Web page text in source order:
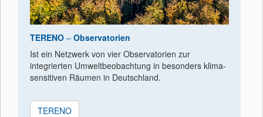
TERENO – Observatorien
Ist ein Netzwerk von vier Observatorien zur
integrierten Umweltbeobachtung in besonders klima-
sensitiven Räumen in Deutschland.
TERENO